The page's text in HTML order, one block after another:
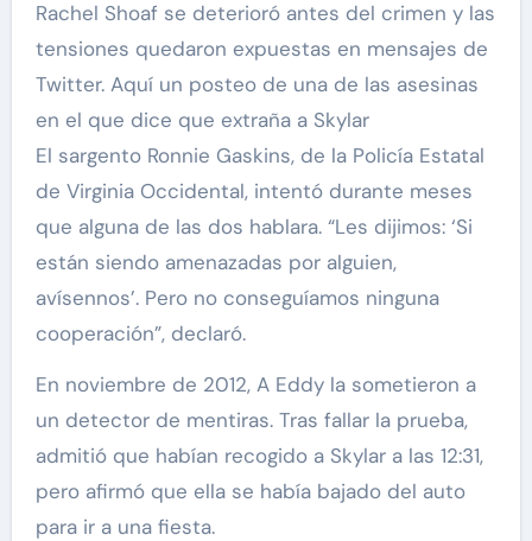
Rachel Shoaf se deterioró antes del crimen y las
tensiones quedaron expuestas en mensajes de
Twitter. Aquí un posteo de una de las asesinas
en el que dice que extraña a Skylar
El sargento Ronnie Gaskins, de la Policía Estatal
de Virginia Occidental, intentó durante meses
que alguna de las dos hablara. “Les dijimos: ‘Si
están siendo amenazadas por alguien,
avísennos’. Pero no conseguíamos ninguna
cooperación”, declaró.
En noviembre de 2012, A Eddy la sometieron a
un detector de mentiras. Tras fallar la prueba,
admitió que habían recogido a Skylar a las 12:31,
pero afirmó que ella se había bajado del auto
para ir a una fiesta.